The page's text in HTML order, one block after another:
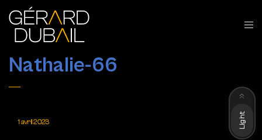
Nathalie-66
1 avril 2023 Light
Dark